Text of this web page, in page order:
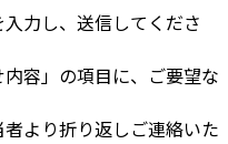
力し、送信してくださ
容」の項目に、ご要望な
より折り返しご連絡いた